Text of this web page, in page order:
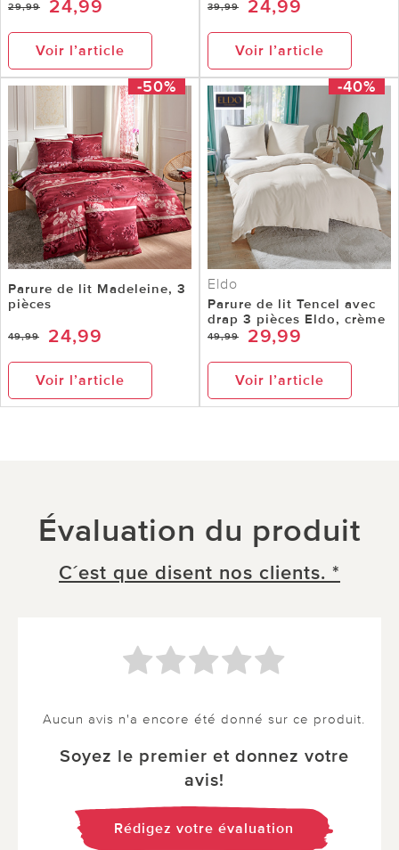
29,99 24,99
Voir l’article
39,99 24,99
Voir l’article
-50%
Parure de lit Madeleine, 3
pièces
49,99 24,99
Voir l’article
-40%
Eldo
Parure de lit Tencel avec
drap 3 pièces Eldo, crème
49,99 29,99
Voir l’article
Évaluation du produit
C´est que disent nos clients. *
Aucun avis n'a encore été donné sur ce produit.
Soyez le premier et donnez votre
avis!
Rédigez votre évaluation